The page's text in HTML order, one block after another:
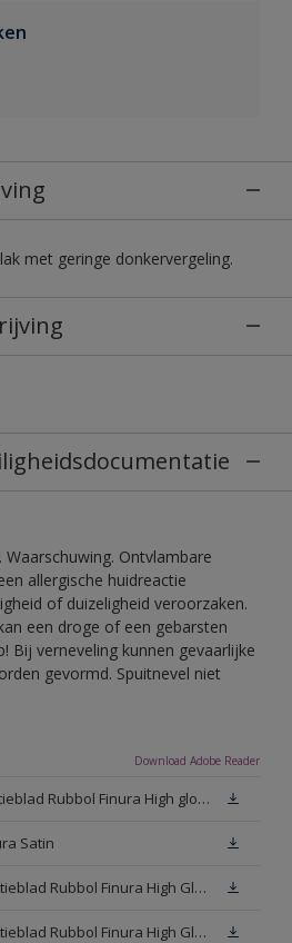
met geringe donkervergeling.
Ontvlambare
allergische huidreactie
of duizeligheid veroorzaken.
een droge of een gebarsten
Bij verneveling kunnen gevaarlijke
gevormd. Spuitnevel niet
Download Adobe Reader
Technisch Informatieblad Rubbol Finura High gloss (PDF)
Satin
Veiligheidsinformatieblad Rubbol Finura High Gloss W05 (MSDS)
Veiligheidsinformatieblad Rubbol Finura High Gloss White (MSDS)